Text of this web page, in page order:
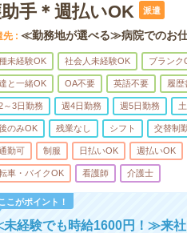
手＊週払いOK
派遣
先 ≪勤務地が選べる≫病院でのお仕
未経験OK 社会人未経験OK ブランク
と一緒OK OA不要 英語不要 履歴
～3日勤務 週4日勤務 週5日勤務
のみOK 残業なし シフト 交替制
勤可 制服 日払いOK 週払いOK
車・バイクOK 看護師 介護士
こがポイント！
経験でも時給1600円！≫来社